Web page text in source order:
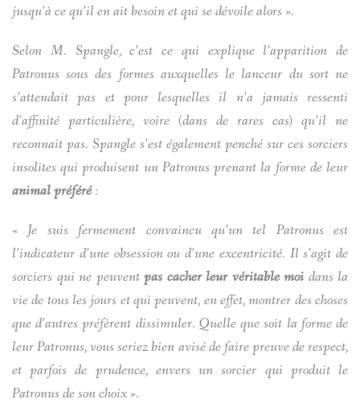
jusqu’à ce qu’il en ait besoin et qui se dévoile alors ».
Selon M. Spangle, c’est ce qui explique l’apparition de
Patronus sous des formes auxquelles le lanceur du sort ne
s’attendait pas et pour lesquelles il n’a jamais ressenti
d’affinité particulière, voire (dans de rares cas) qu’il ne
reconnait pas. Spangle s’est également penché sur ces sorciers
insolites qui produisent un Patronus prenant la forme de leur
animal préféré:
« Je suis fermement convaincu qu’un tel Patronus est
l’indicateur d’une obsession ou d’une excentricité. Il s’agit de
sorciers qui ne peuventpas cacher leur véritable moi dans la
vie de tous les jours et qui peuvent, en effet, montrer des choses
que d’autres préfèrent dissimuler. Quelle que soit la forme de
leur Patronus, vous seriez bien avisé de faire preuve de respect,
et parfois de prudence, envers un sorcier qui produit le
Patronus de son choix ».